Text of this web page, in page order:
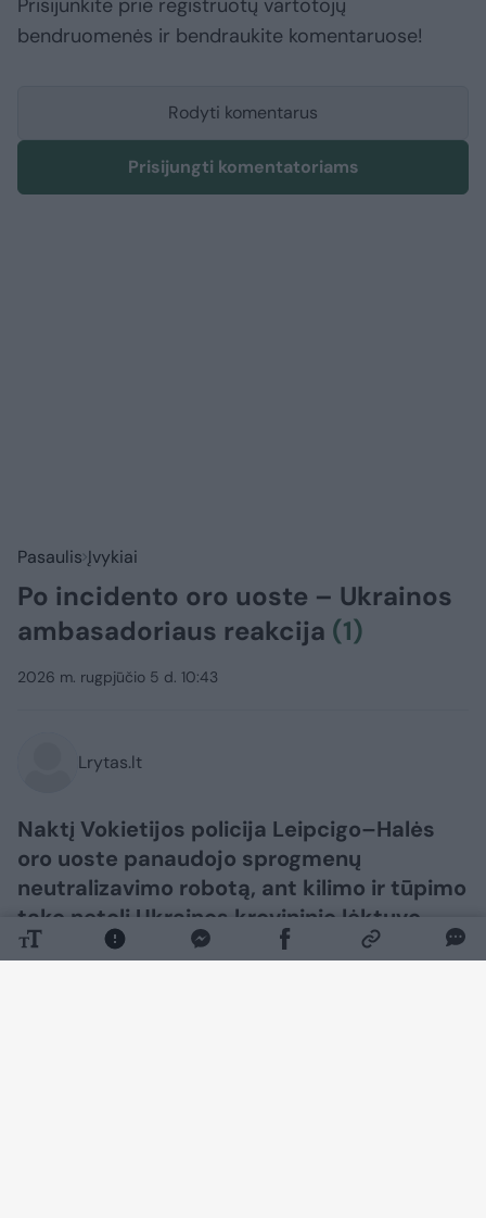
Prisijunkite prie registruotų vartotojų
bendruomenės ir bendraukite komentaruose!
Rodyti komentarus
Prisijungti komentatoriams
Pasaulis Įvykiai
Po incidento oro uoste – Ukrainos
ambasadoriaus reakcija (1)
2026 m. rugpjūčio 5 d. 10:43
Lrytas.lt
Naktį Vokietijos policija Leipcigo–Halės
oro uoste panaudojo sprogmenų
neutralizavimo robotą, ant kilimo ir tūpimo
tako netoli Ukrainos krovininio lėktuvo
pastebėjusi droną. Incidentą, kuris sukėlė